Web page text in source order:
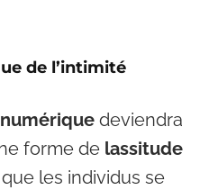
de l’intimité
deviendra
forme de lassitude
les individus se